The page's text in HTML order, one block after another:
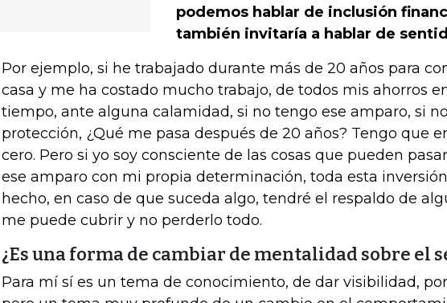
podemos hablar de inclusión
también invitaría a hablar de
Por ejemplo, si he trabajado durante más de 20 años para
casa y me ha costado mucho trabajo, de todos mis ahorros
tiempo, ante alguna calamidad, si no tengo ese amparo, si
protección, ¿Qué me pasa después de 20 años? Tengo que
cero. Pero si yo soy consciente de las cosas que pueden
ese amparo con mi propia determinación, toda esta
hecho, en caso de que suceda algo, tendré el respaldo de
me puede cubrir y no perderlo todo.
¿Es una forma de cambiar de mentalidad sobre el
Para mí sí es un tema de conocimiento, de dar visibilidad,